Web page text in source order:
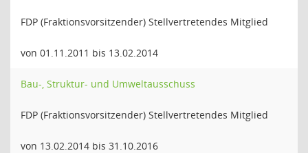
FDP (Fraktionsvorsitzender) Stellvertretendes Mitglied
von 01.11.2011 bis 13.02.2014
Bau-, Struktur- und Umweltausschuss
FDP (Fraktionsvorsitzender) Stellvertretendes Mitglied
von 13.02.2014 bis 31.10.2016